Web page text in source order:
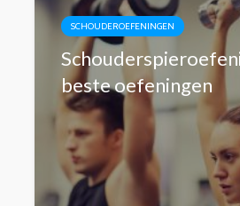
SCHOUDEROEFENINGEN
beste oefeningen